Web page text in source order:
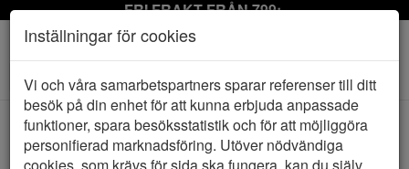
FRI FRAKT FRÅN 799:-
Toggle
navigation
HEM SCHOLL
Inställningar för cookies
Vi och våra samarbetspartners sparar referenser till ditt
besök på din enhet för att kunna erbjuda anpassade
funktioner, spara besöksstatistik och för att möjliggöra
personifierad marknadsföring. Utöver nödvändiga